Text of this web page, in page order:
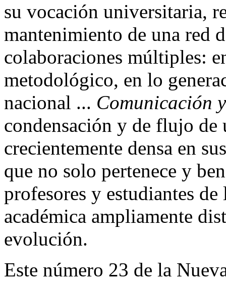
su vocación universitaria,
mantenimiento de una red
colaboraciones múltiples:
metodológico, en lo
nacional ... Comunicación
condensación y de flujo de
crecientemente densa en
que no solo pertenece y
profesores y estudiantes
académica ampliamente
evolución.
Este número 23 de la